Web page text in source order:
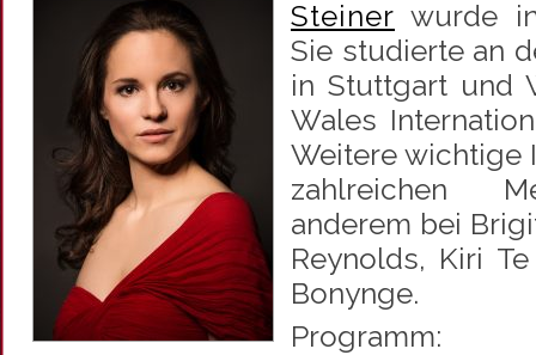
Steiner wurde
Sie studierte an
in Stuttgart und
Wales
Weitere wichtige
zahlreichen
anderem bei
Reynolds, Kiri
Bonynge.
Programm: